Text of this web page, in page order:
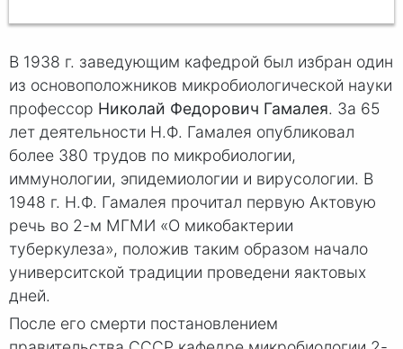
В 1938 г. заведующим кафедрой был избран один
из основоположников микробиологической науки
профессор Николай Федорович Гамалея. За 65
лет деятельности Н.Ф. Гамалея опубликовал
более 380 трудов по микробиологии,
иммунологии, эпидемиологии и вирусологии. В
1948 г. Н.Ф. Гамалея прочитал первую Актовую
речь во 2-м МГМИ «О микобактерии
туберкулеза», положив таким образом начало
университской традиции проведени яактовых
дней.
После его смерти постановлением